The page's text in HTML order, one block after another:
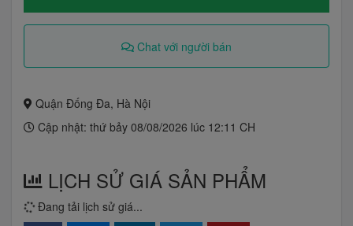
Chat với người bán
Quận Đống Đa, Hà Nội
Cập nhật: thứ bảy 08/08/2026 lúc 12:11 CH
LỊCH SỬ GIÁ SẢN PHẨM
Đang tải lịch sử giá...